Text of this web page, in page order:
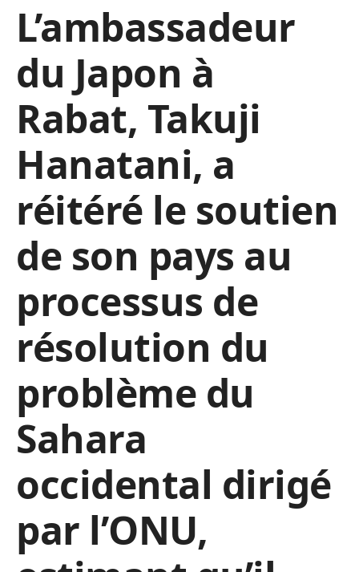
L’ambassadeur
du Japon à
Rabat, Takuji
Hanatani, a
réitéré le soutien
de son pays au
processus de
résolution du
problème du
Sahara
occidental dirigé
par l’ONU,